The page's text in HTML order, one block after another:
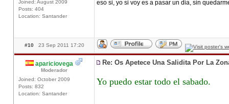
Joined: August 2009
Posts: 404
Location: Santander
eso si, yo si voy es a pasar un dia, sin
#10 23 Sep 2011 17:20
apariciovega
Moderador
Joined: October 2009
Posts: 832
Location: Santander
Re: Os Apetece Una Salidita Por La
Yo puedo estar todo el sabado.